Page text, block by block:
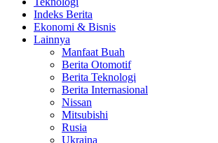
Indeks Berita
Ekonomi & Bisnis
Lainnya
Manfaat Buah
Berita Otomotif
Berita Teknologi
Berita Internasional
Nissan
Mitsubishi
Rusia
Ukraina